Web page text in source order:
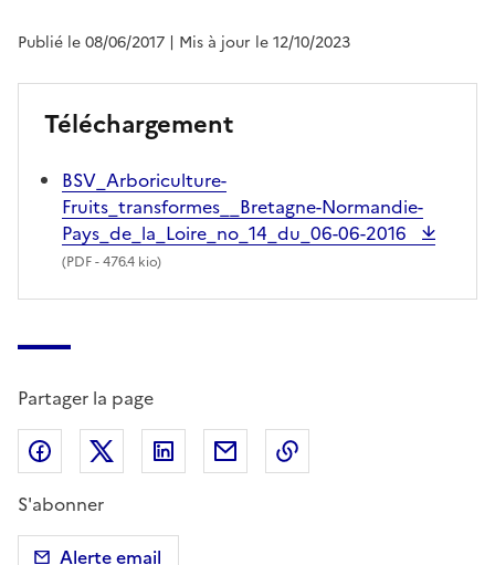
Publié le 08/06/2017 | Mis à jour le 12/10/2023
Téléchargement
BSV_Arboriculture-
Fruits_transformes__Bretagne-Normandie-
Pays_de_la_Loire_no_14_du_06-06-2016
(PDF- 476.4 kio)
Partager la page
Partager sur Facebook
Partager sur X (anciennement Twitter)
Partager sur LinkedIn
Partager par email
S'abonner
Alerte email